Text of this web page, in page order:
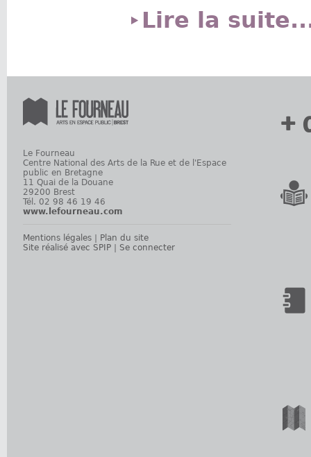
Lire la
Le Fourneau
Centre National des Arts de la Rue et de l'Espace
public en Bretagne
11 Quai de la Douane
29200 Brest
Tél. 02 98 46 19 46
www.lefourneau.com
Mentions légales
Plan du site
Site réalisé avec SPIP
Se connecter
+